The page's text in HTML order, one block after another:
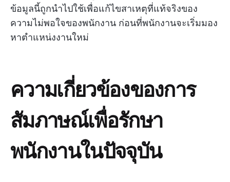
ข้อมูลนี้ถูกนำไปใช้เพื่อแก้ไขสาเหตุที่แท้จริงของ
ความไม่พอใจของพนักงาน ก่อนที่พนักงานจะเริ่มมอง
หาตำแหน่งงานใหม่
ความเกี่ยวข้องของการ
สัมภาษณ์เพื่อรักษา
พนักงานในปัจจุบัน